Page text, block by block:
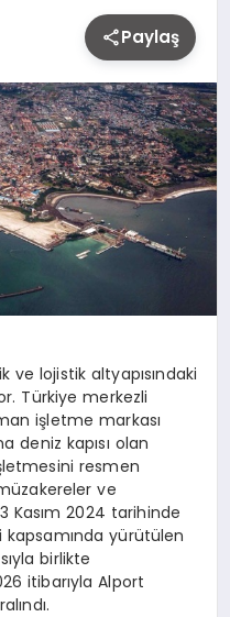
Paylaş
ve lojistik altyapısındaki
Türkiye merkezli
işletme markası
deniz kapısı olan
resmen
ve
Kasım 2024 tarihinde
yürütülen
birlikte
itibarıylaAlport